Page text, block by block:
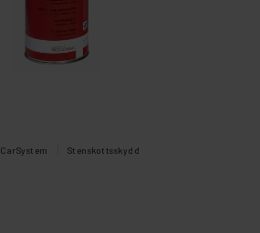
CarSystem Stenskottsskydd